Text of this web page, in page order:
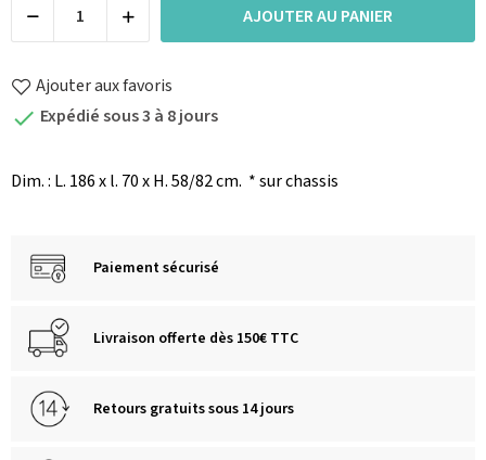
AJOUTER AU PANIER
Ajouter aux favoris
 Expédié sous 3 à 8 jours
Dim. : L. 186 x l. 70 x H. 58/82 cm. * sur chassis
Paiement sécurisé
Livraison offerte dès 150€ TTC
Retours gratuits sous 14 jours